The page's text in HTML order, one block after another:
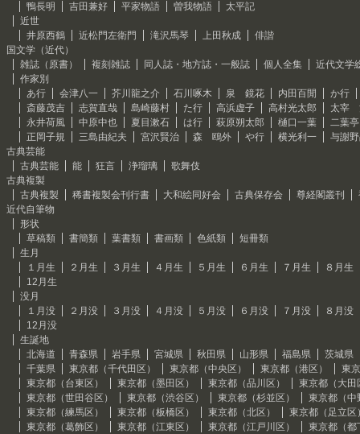
鴨長明
吉田兼好 平家物語 曽我物語
太平記
近世
井原西鶴
近松門左衛門 滝沢馬琴 上田秋成
俳諧
国文学（近代）
雑誌（原書）
複刻雑誌 同人誌・地方誌・一般誌 個人全集
近代文学
作家別
あ行
会津八一 芥川龍之介 石川啄木 泉 鏡花 内田百閒
か行
斎藤茂吉
志賀直哉 島崎藤村 た行 高浜虚子 高村光太郎
太宰
永井荷風
中原中也 夏目漱石 は行 萩原朔太郎 樋口一葉
二葉
正岡子規
三島由紀夫 宮沢賢治 森 鴎外 や行 横光利一
与謝
古典芸能
古典芸能
能 狂言 浄瑠璃
歌舞伎
古典複製
古典複製
稀書複製会刊行書 大和絵同好会 古典保存会 尊経閣叢刊
近代自筆物
形状
草稿類
書簡類 葉書類 書画類 色紙類
短冊類
生月
１月生
２月生 ３月生 ４月生 ５月生 ６月生 ７月生
８月生
12月生
没月
１月没
２月没 ３月没 ４月没 ５月没 ６月没 ７月没
８月没
12月没
生誕地
北海道
青森県 岩手県 宮城県 秋田県 山形県 福島県
茨城県
千葉県
東京都（千代田区） 東京都（中央区） 東京都（港区）
東
東京都（台東区）
東京都（墨田区） 東京都（品川区）
東京都（大田
東京都（世田谷区）
東京都（渋谷区） 東京都（杉並区）
東京都（中
東京都（練馬区）
東京都（板橋区） 東京都（北区）
東京都（足立区
東京都（葛飾区）
東京都（江東区） 東京都（江戸川区）
東京都（都